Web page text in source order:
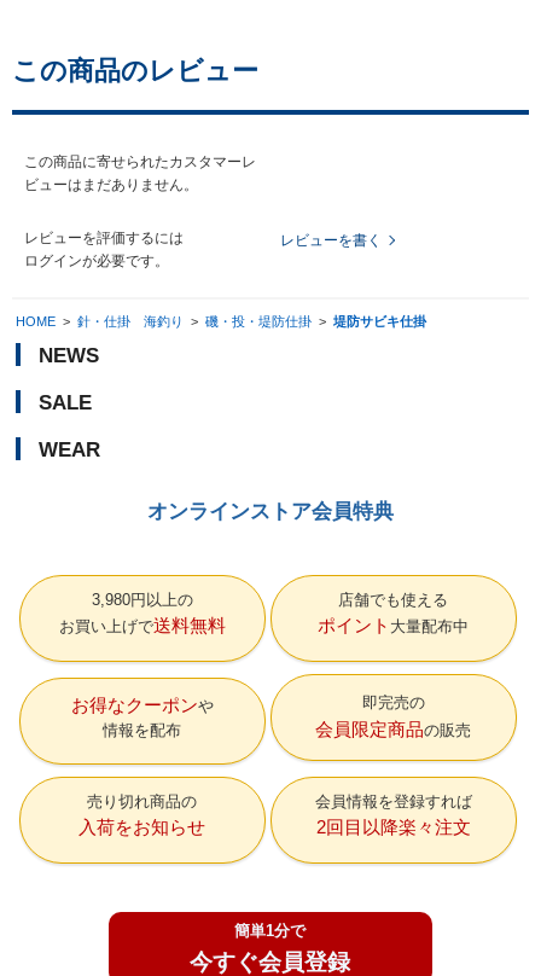
この商品のレビュー
この商品に寄せられたカスタマーレ
ビューはまだありません。
レビューを評価するには
ログインが必要です。
レビューを書く
HOME > 針・仕掛 海釣り > 磯・投・堤防仕掛 > 堤防サビキ仕掛
NEWS
SALE
WEAR
オンラインストア会員特典
3,980円以上の
お買い上げで送料無料
店舗でも使える
ポイント 大量配布中
お得なクーポン
情報を配布
即完売の
会員限定商品の販売
売り切れ商品の
入荷をお知らせ
会員情報を登録すれば
2回目以降楽々注文
簡単1分で
今すぐ会員登録